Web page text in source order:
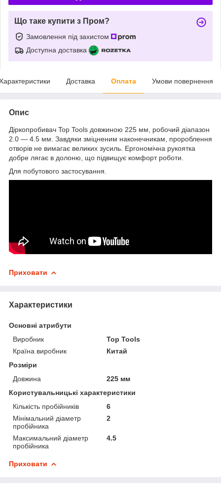
Що таке купити з Пром?
Замовлення під захистом
Доступна доставка
Доставка Оплата Умови повернення
Опис
Діркопробивач Top Tools довжиною 225 мм, робочий діапазон
2.0 ― 4.5 мм. Завдяки зміцненим наконечникам, пророблення
отворів не вимагає великих зусиль. Ергономічна рукоятка
добре лягає в долоню, що підвищує комфорт роботи.
Для побутового застосування.
Приховати
Характеристики
Основні атрибути
Виробник
Top Tools
Країна виробник
Китай
Розміри
Довжина
225 мм
Користувальницькі характеристики
Кількість пробійників
6
Мінімальний діаметр
пробійника
2
Максимальний діаметр
пробійника
4.5
Приховати